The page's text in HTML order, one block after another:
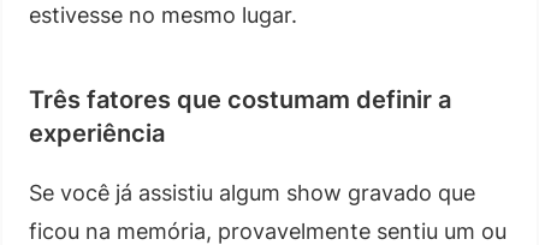
estivesse no mesmo lugar.
Três fatores que costumam definir a
experiência
Se você já assistiu algum show gravado que
ficou na memória, provavelmente sentiu um ou